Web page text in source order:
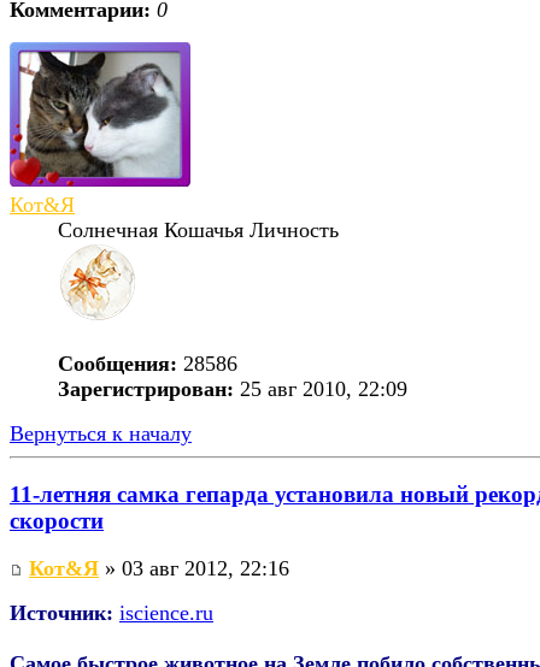
Комментарии: 0
Кот&Я
Солнечная Кошачья Личность
Сообщения: 28586
Зарегистрирован: 25 авг 2010, 22:09
Вернуться к началу
11-летняя самка гепарда установила новый
скорости
Кот&Я » 03 авг 2012, 22:16
Источник: iscience.ru